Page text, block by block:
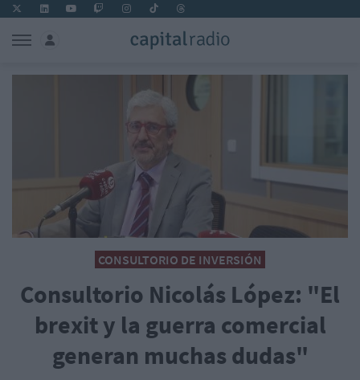
CONSULTORIO DE INVERSIÓN
Consultorio Nicolás López: "El
brexit y la guerra comercial
generan muchas dudas"